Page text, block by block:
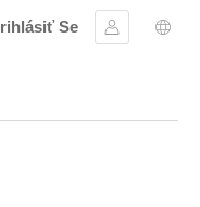
Se
Prihlásiť sa